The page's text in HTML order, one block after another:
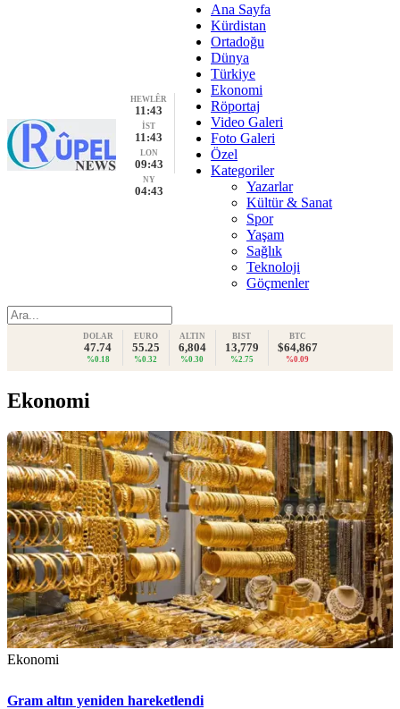
HEWLÊR
11:43
İST
11:43
LON
09:43
NY
04:43
Ana Sayfa
Kürdistan
Ortadoğu
Dünya
Türkiye
Ekonomi
Röportaj
Video Galeri
Foto Galeri
Özel
Kategoriler
Yazarlar
Kültür & Sanat
Spor
Yaşam
Sağlık
Teknoloji
Göçmenler
DOLAR
47.74
%0.18
EURO
55.25
%0.32
ALTIN
6,804
%0.30
BIST
13,779
%2.75
BTC
$64,867
%0.09
Ekonomi
Ekonomi
Gram altın yeniden hareketlendi